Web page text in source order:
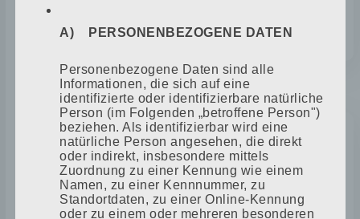
1972
ERNEUTER ERFOLG GEGEN
UMWANDLUNG
A) PERSONENBEZOGENE DATEN
Personenbezogene Daten sind alle
Informationen, die sich auf eine
identifizierte oder identifizierbare natürliche
Person (im Folgenden „betroffene Person")
beziehen. Als identifizierbar wird eine
natürliche Person angesehen, die direkt
oder indirekt, insbesondere mittels
Zuordnung zu einer Kennung wie einem
Namen, zu einer Kennnummer, zu
Standortdaten, zu einer Online-Kennung
oder zu einem oder mehreren besonderen